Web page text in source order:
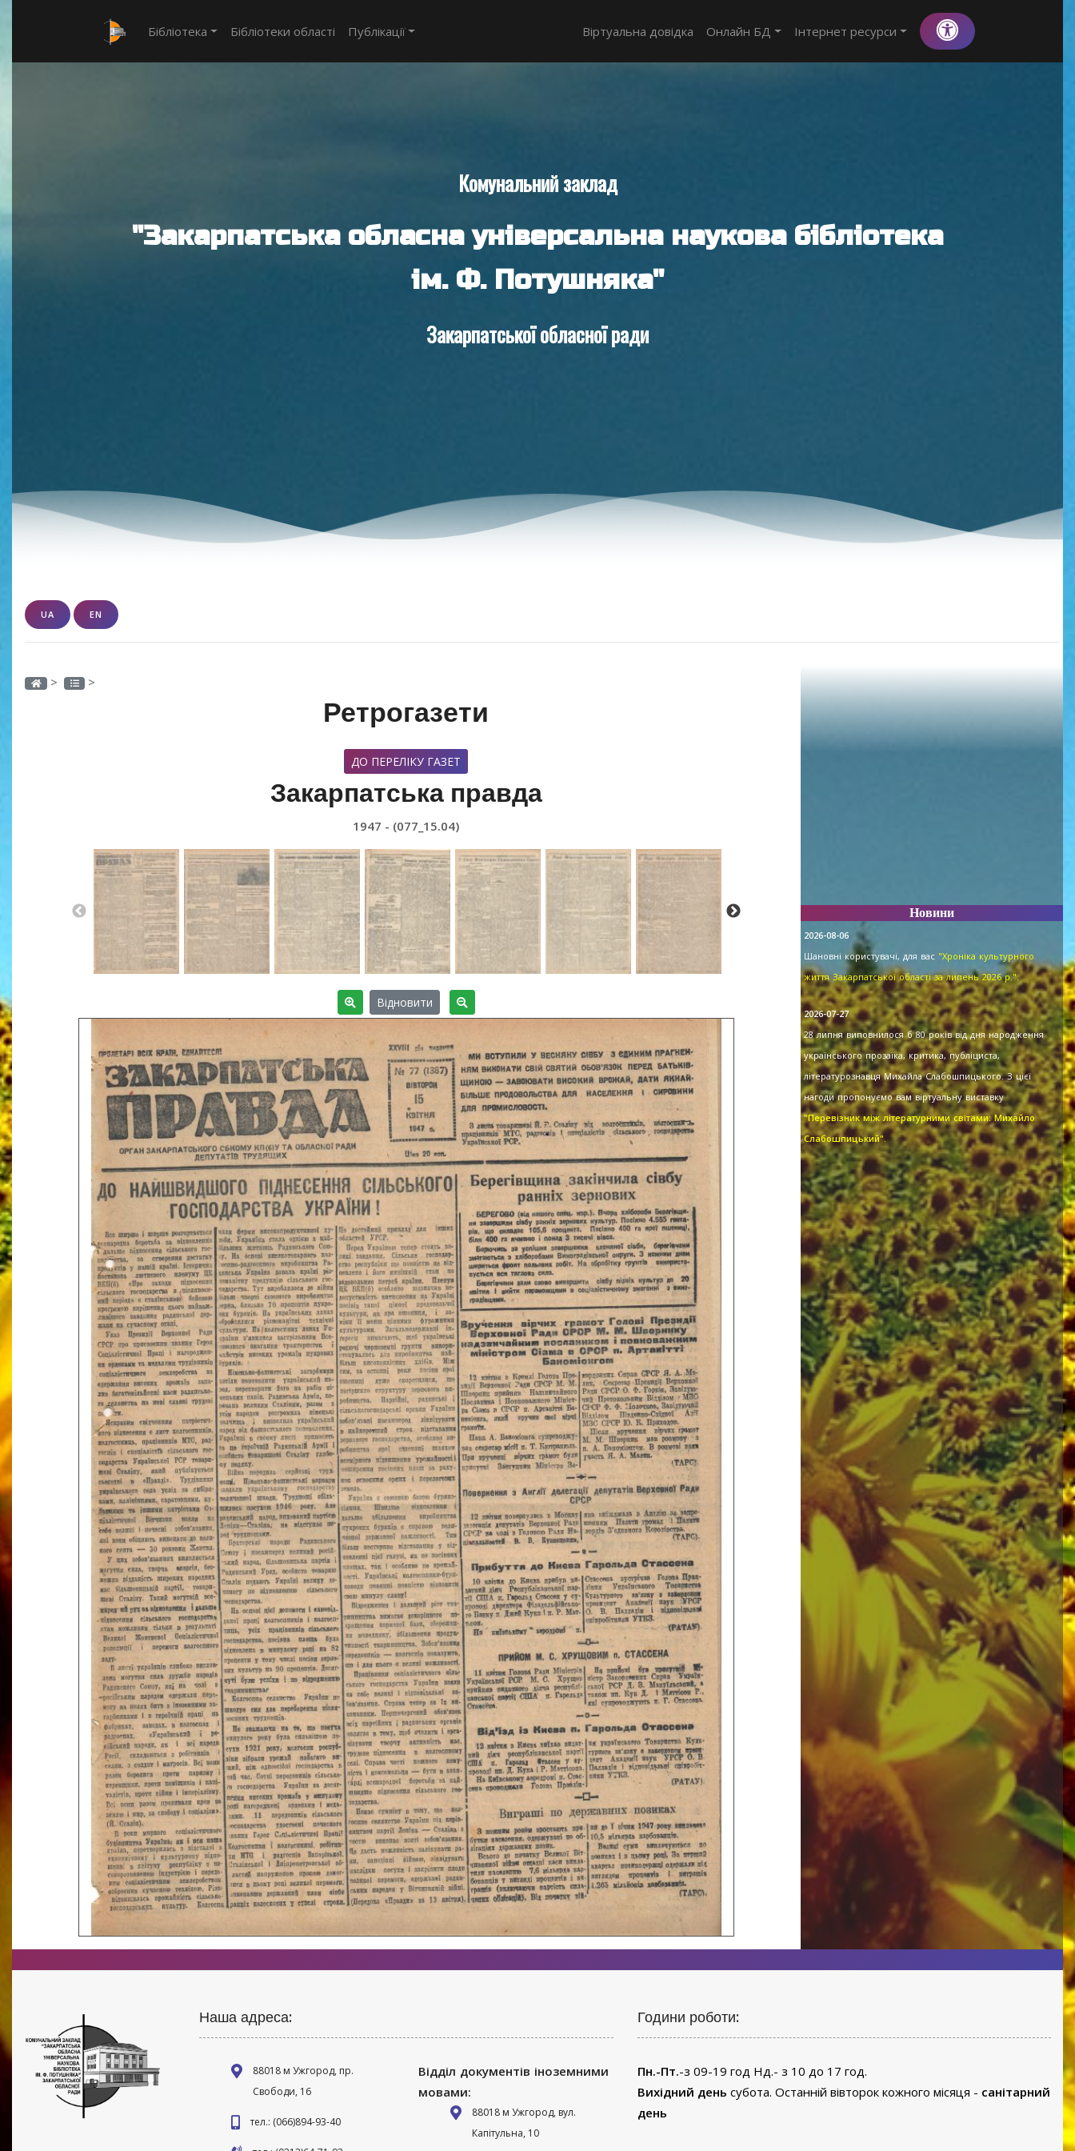
Бібліотека Бібліотеки області Публікації Віртуальна довідка Онлайн БД Інтернет ресурси
Комунальний заклад
"Закарпатська обласна універсальна наукова бібліотека
ім. Ф. Потушняка"
Закарпатської обласної ради
UA EN
> >
Ретрогазети
ДО ПЕРЕЛІКУ ГАЗЕТ
Закарпатська правда
1947 - (077_15.04)
Відновити
Новини
2026-08-06
Шановні користувачі, для вас "Хроніка культурного
життя Закарпатської області за липень 2026 р.".
2026-07-27
28 липня виповнилося б 80 років від дня народження
українського прозаїка, критика, публіциста,
літературознавця Михайла Слабошпицького. З цієї
нагоди пропонуємо вам віртуальну виставку
"Перевізник між літературними світами: Михайло
Слабошпицький".
Наша адреса:
88018 м Ужгород, пр.
Свободи, 16
тел.: (066)894-93-40
Відділ документів іноземними
мовами:
88018 м Ужгород, вул.
Капітульна, 10
Години роботи:
Пн.-Пт.-з 09-19 год Нд.- з 10 до 17 год.
Вихідний день субота. Останній вівторок кожного місяця - санітарний
день